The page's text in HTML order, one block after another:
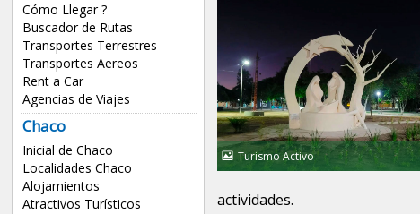
Cómo Llegar ?
Buscador de Rutas
Transportes Terrestres
Transportes Aereos
Rent a Car
Agencias de Viajes
Chaco
Inicial de Chaco
Localidades Chaco
Alojamientos
Atractivos Turísticos
Turismo Activo
actividades.